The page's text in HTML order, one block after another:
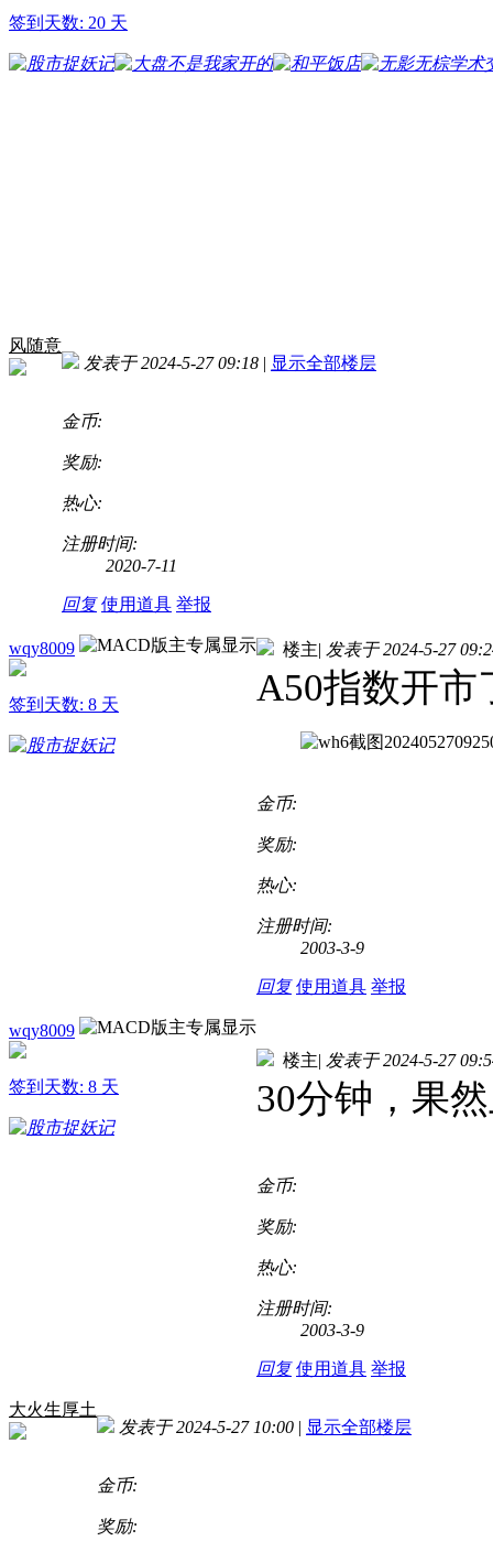
签到天数: 20 天
风随意
发表于 2024-5-27 09:18 | 显示全部楼层
金币:
奖励:
热心:
注册时间:
2020-7-11
回复 使用道具 举报
wqy8009
签到天数: 8 天
楼主| 发表于 2024-5-27
A50指数开市
金币:
奖励:
热心:
注册时间:
2003-3-9
回复 使用道具 举报
wqy8009
签到天数: 8 天
楼主| 发表于 2024-5-27
30分钟，果
金币:
奖励:
热心:
注册时间:
2003-3-9
回复 使用道具 举报
大火生厚土
发表于 2024-5-27 10:00 | 显示全部楼层
金币:
奖励: